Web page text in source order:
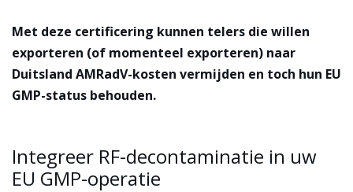
Met deze certificering kunnen telers die willen
exporteren (of momenteel exporteren) naar
Duitsland AMRadV-kosten vermijden en toch hun EU
GMP-status behouden.
Integreer RF-decontaminatie in uw
EU GMP-operatie